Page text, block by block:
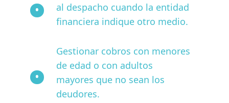
al despacho cuando la entidad
financiera indique otro medio.
Gestionar cobros con menores
de edad o con adultos
mayores que no sean los
deudores.